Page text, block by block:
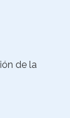
de la